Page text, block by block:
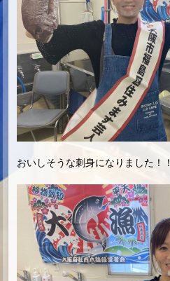
おいしそうな刺身になりました！！